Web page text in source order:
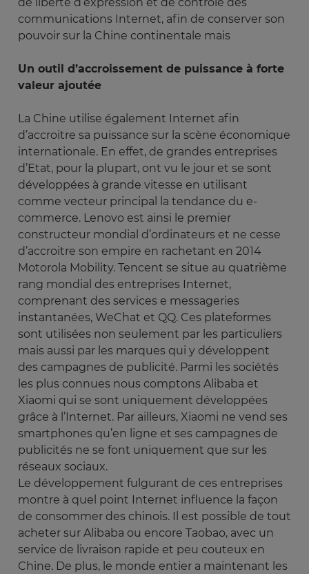
de liberté d’expression et de contrôle des
communications Internet, afin de conserver son
pouvoir sur la Chine continentale mais
Un outil d’accroissement de puissance à forte
valeur ajoutée
La Chine utilise également Internet afin
d’accroitre sa puissance sur la scène économique
internationale. En effet, de grandes entreprises
d’Etat, pour la plupart, ont vu le jour et se sont
développées à grande vitesse en utilisant
comme vecteur principal la tendance du e-
commerce. Lenovo est ainsi le premier
constructeur mondial d’ordinateurs et ne cesse
d’accroitre son empire en rachetant en 2014
Motorola Mobility. Tencent se situe au quatrième
rang mondial des entreprises Internet,
comprenant des services e messageries
instantanées, WeChat et QQ. Ces plateformes
sont utilisées non seulement par les particuliers
mais aussi par les marques qui y développent
des campagnes de publicité. Parmi les sociétés
les plus connues nous comptons Alibaba et
Xiaomi qui se sont uniquement développées
grâce à l’Internet. Par ailleurs, Xiaomi ne vend ses
smartphones qu’en ligne et ses campagnes de
publicités ne se font uniquement que sur les
réseaux sociaux.
Le développement fulgurant de ces entreprises
montre à quel point Internet influence la façon
de consommer des chinois. Il est possible de tout
acheter sur Alibaba ou encore Taobao, avec un
service de livraison rapide et peu couteux en
Chine. De plus, le monde entier a maintenant les